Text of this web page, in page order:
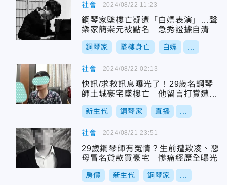
社會
鋼琴家墜樓亡疑遭「白嫖表演」…聲
樂家簡崇元被點名 急秀證據自清
鋼琴家 墜樓身亡 白嫖
2024/08/22 11:23
社會
快訊/求救訊息曝光了！29歲名鋼琴
師土城豪宅墜樓亡 他留言打賞遭冷
回：稍安勿躁
新生代 鋼琴家 直播
2024/08/22 02:13
社會
29歲鋼琴師有冤情？生前遭欺凌、惡
母冒名貸款買豪宅 慘痛經歷全曝光
房價 新生代 鋼琴家
2024/08/21 23:51